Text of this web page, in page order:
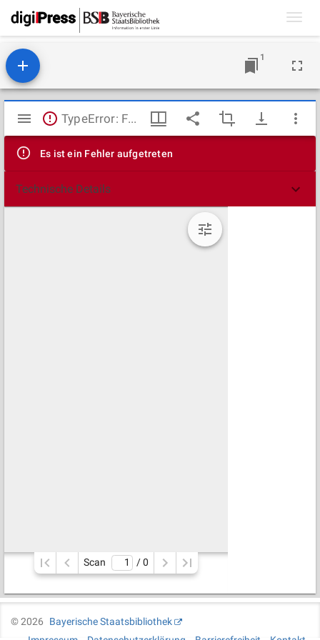
1
Mirador
Viewer
TypeError: Failed to fetch
Es ist ein Fehler aufgetreten
Technische Details
Scan / 0
©2026
Bayerische Staatsbibliothek